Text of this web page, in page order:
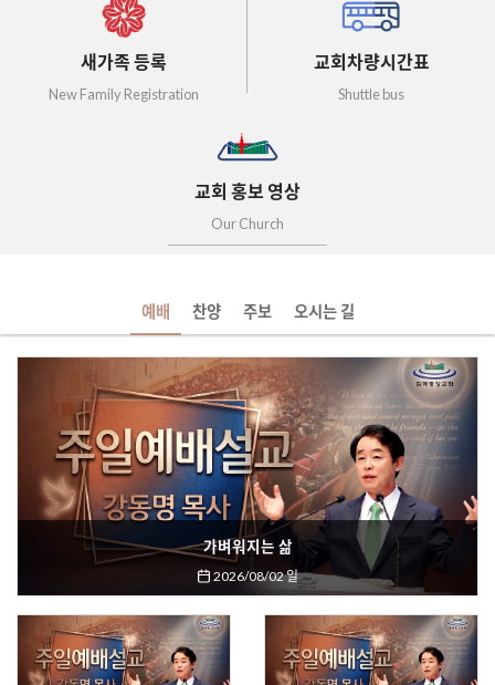
새가족 등록
New Family Registration
교회차량시간표
Shuttle bus
교회 홍보 영상
Our Church
예배 찬양 주보 오시는 길
가벼워지는 삶
2026/08/02 일